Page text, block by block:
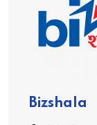
Bizshala